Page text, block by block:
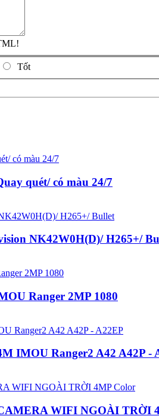
Tốt
quét/ có màu 24/7
NK42W0H(D)/ H265+/
Ranger 2MP 1080
IMOU Ranger2 A42 A42P -
WIFI NGOÀI TRỜI